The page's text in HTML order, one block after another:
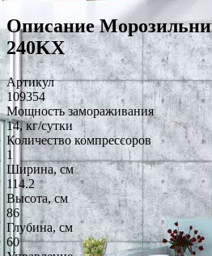
Описание
240KX
Артикул
109354
Мощность замораживания
14, кг/сутки
Количество компрессоров
1
Ширина, см
114.2
Высота, см
86
Глубина, см
60